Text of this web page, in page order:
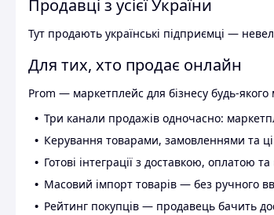
Продавці з усієї України
Тут продають українські підприємці —
Для тих, хто продає онлайн
Prom — маркетплейс для бізнесу будь-
Три канали продажів одночасно:
Керування товарами, замовленнями та
Готові інтеграції з доставкою, оплатою
Масовий імпорт товарів — без ручного
Рейтинг покупців — продавець бачить